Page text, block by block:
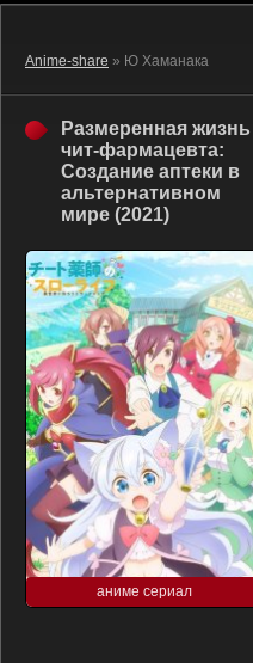
Anime-share » Ю Хаманака
Размеренная жизнь
чит-фармацевта:
Создание аптеки в
альтернативном
мире (2021)
аниме сериал